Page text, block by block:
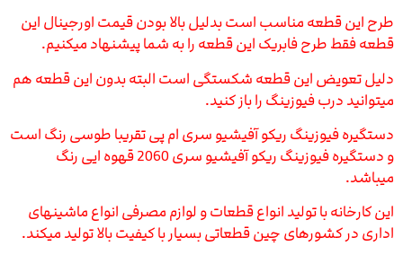
طرح این قطعه مناسب است بدلیل بالا بودن قیمت اورجینال این
قطعه فقط طرح فابریک این قطعه را به شما پیشنهاد میکنیم.
دلیل تعویض این قطعه شکستگی است البته بدون این قطعه هم
میتوانید درب فیوزینگ را باز کنید.
دستگیره فیوزینگ ریکو آفیشیو سری ام پی تقریبا طوسی رنگ است
و دستگیره فیوزینگ ریکو آفیشیو سری 2060 قهوه ایی رنگ
میباشد.
این کارخانه با تولید انواع قطعات و لوازم مصرفی انواع ماشینهای
اداری در کشورهای چین قطعاتی بسیار با کیفیت بالا تولید میکند.